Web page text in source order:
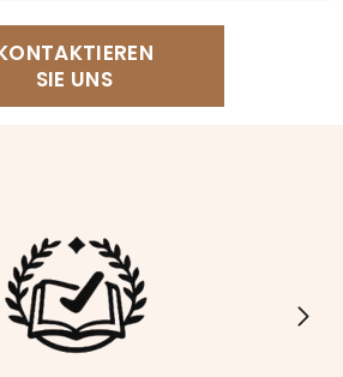
Leseecke empfehlen wir
einen bequemen Sessel, einen
Lesen sowie eine
für Ihr Regal. Vergessen Sie
SIE UNS